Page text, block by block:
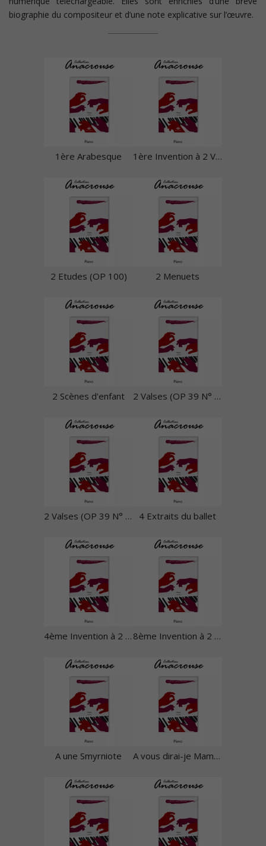
biographie du compositeur et d’une note explicative sur l’œuvre.
1ère Arabesque 1ère Invention à 2 Voix
2 Etudes (OP 100) 2 Menuets
2 Scènes d'enfant 2 Valses (OP 39 N° 10 et 11)
2 Valses (OP 39 N° 5 et 9) 4 Extraits du ballet
4ème Invention à 2 Voix 8ème Invention à 2 Voix
A une Smyrniote A vous dirai-je Maman